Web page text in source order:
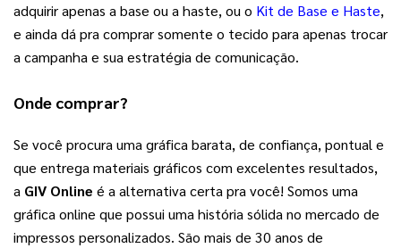
adquirir apenas a base ou a haste, ou o Kit de Base e Haste,
e ainda dá pra comprar somente o tecido para apenas trocar
a campanha e sua estratégia de comunicação.
Onde comprar?
Se você procura uma gráfica barata, de confiança, pontual e
que entrega materiais gráficos com excelentes resultados,
a GIV Online é a alternativa certa pra você! Somos uma
gráfica online que possui uma história sólida no mercado de
impressos personalizados. São mais de 30 anos de